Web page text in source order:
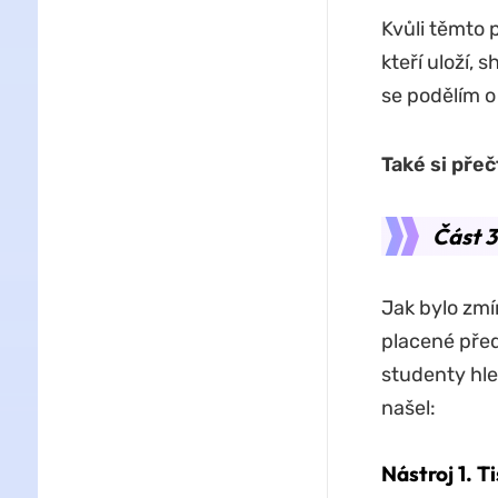
Kvůli těmto
kteří uloží,
se podělím
Také si
Část
Jak bylo
placené
studenty
našel:
Nástroj 1.